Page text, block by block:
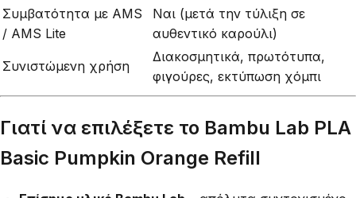
Συμβατότητα με AMS
/ AMS Lite
Ναι (μετά την τύλιξη σε
αυθεντικό καρούλι)
Συνιστώμενη χρήση
Διακοσμητικά, πρωτότυπα,
φιγούρες, εκτύπωση χόμπι
Γιατί να επιλέξετε το Bambu Lab PLA
Basic Pumpkin Orange Refill